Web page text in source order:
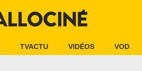
TVACTU VIDÉOS VOD